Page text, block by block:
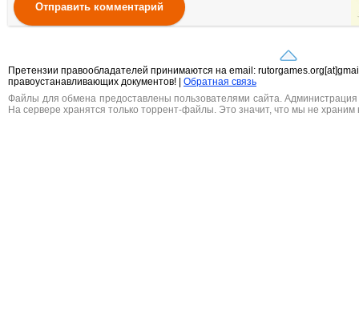
Отправить комментарий
Претензии правообладателей принимаются на email:
правоустанавливающих документов! |
Обратная связь
Файлы для обмена предоставлены пользователями сайта. Администрация
На сервере хранятся только торрент-файлы. Это значит, что мы не